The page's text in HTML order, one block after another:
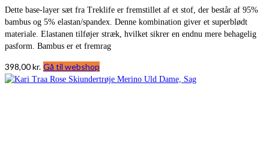
Dette base-layer sæt fra Treklife er fremstillet af et stof, der består af 95%
bambus og 5% elastan/spandex. Denne kombination giver et superblødt
materiale. Elastanen tilføjer stræk, hvilket sikrer en endnu mere behagelig
pasform. Bambus er et fremrag
398,00kr. Gå til webshop